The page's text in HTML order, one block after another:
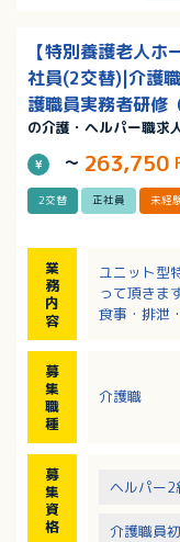
【特別養護老人
社員(2交替)|介護
護職員実務者研修
の介護・ヘルパー職求
～ 263,750
2交替 正社員 未経
業
務
内
容
ユニット型
って頂きま
食事・排泄
募
集
職
種
介護職
募
集
資
格
ヘルパー2
介護職員